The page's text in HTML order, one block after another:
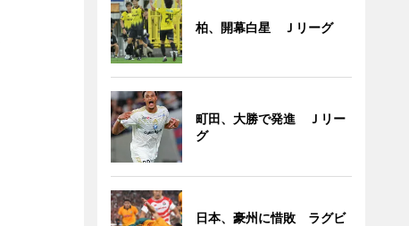
柏、開幕白星 Ｊリーグ
町田、大勝で発進 Ｊリー
グ
日本、豪州に惜敗 ラグビ